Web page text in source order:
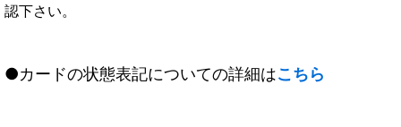
認下さい。
●カードの状態表記についての詳細はこちら